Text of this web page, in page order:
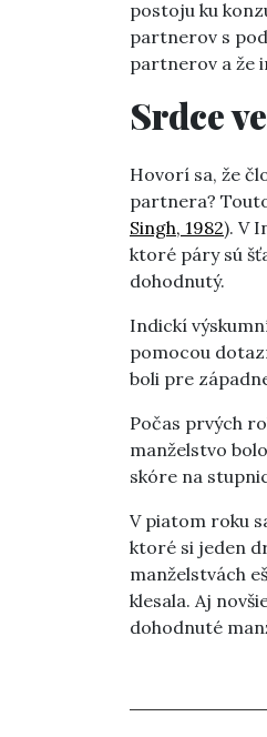
postoju ku
partnerov s
partnerov a že
Srdce
Hovorí sa, že
partnera?
Singh, 1982). V
ktoré páry sú
dohodnutý.
Indickí
pomocou
boli pre
Počas prvých
manželstvo
skóre na
V piatom roku
ktoré si jeden
manželstvách
klesala. Aj
dohodnuté